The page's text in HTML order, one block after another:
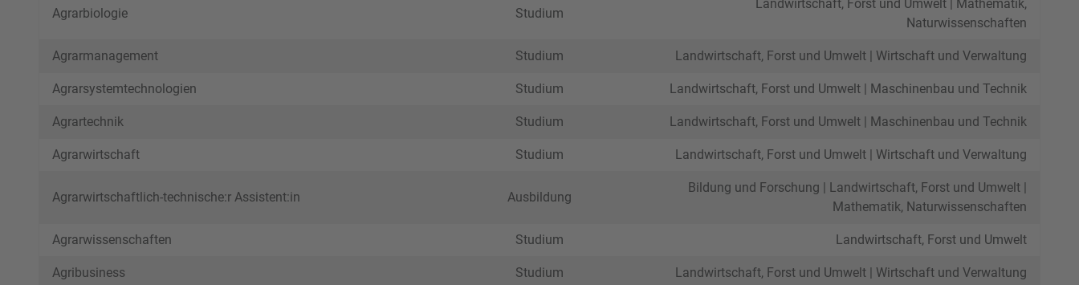
Agrarbiologie Studium
Landwirtschaft, Forst und Umwelt | Mathematik,
Naturwissenschaften
Agrarmanagement Studium Landwirtschaft, Forst und Umwelt | Wirtschaft und Verwaltung
Agrarsystemtechnologien Studium Landwirtschaft, Forst und Umwelt | Maschinenbau und Technik
Agrartechnik Studium Landwirtschaft, Forst und Umwelt | Maschinenbau und Technik
Agrarwirtschaft Studium Landwirtschaft, Forst und Umwelt | Wirtschaft und Verwaltung
Agrarwirtschaftlich-technische:r Assistent:in Ausbildung
Bildung und Forschung | Landwirtschaft, Forst und Umwelt |
Mathematik, Naturwissenschaften
Agrarwissenschaften Studium Landwirtschaft, Forst und Umwelt
Agribusiness Studium Landwirtschaft, Forst und Umwelt | Wirtschaft und Verwaltung